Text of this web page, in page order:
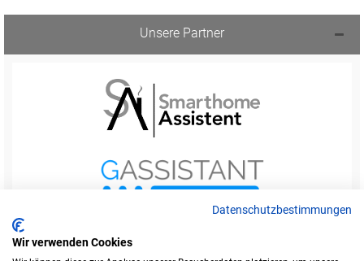
Unsere Partner
Datenschutzbestimmungen
Wir verwenden Cookies